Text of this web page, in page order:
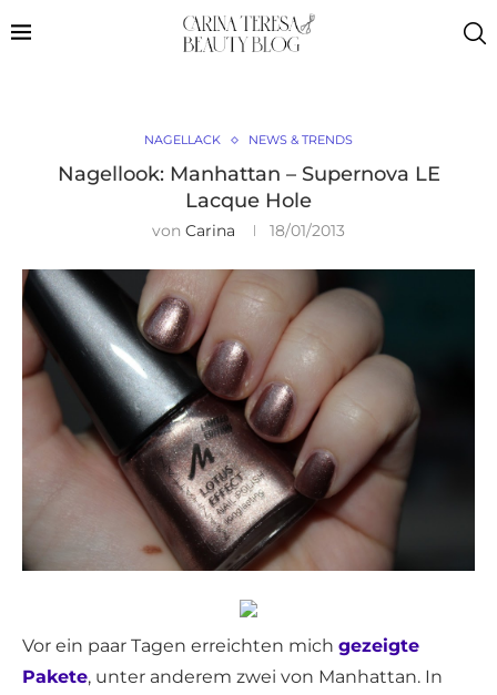
NAGELLACK NEWS & TRENDS
Nagellook: Manhattan – Supernova LE
Lacque Hole
von Carina 18/01/2013
Vor ein paar Tagen erreichten mich gezeigte
Pakete, unter anderem zwei von Manhattan. In